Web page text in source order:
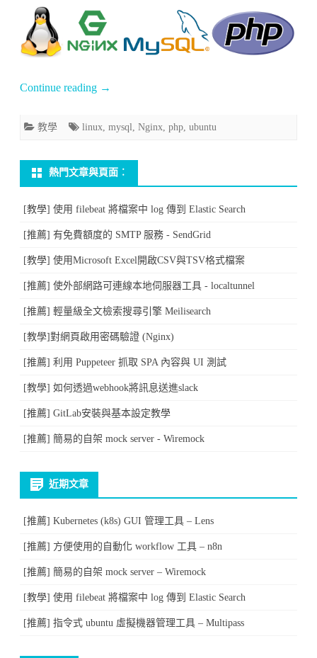
裝
中
安
Continue reading →
教學 linux mysql Nginx php ubuntu
熱門文章與頁面︰
[教學] 使用 filebeat 將檔案中 log 傳到 Elastic Search
[推薦] 有免費額度的 SMTP 服務 - SendGrid
[教學] 使用Microsoft Excel開啟CSV與TSV格式檔案
[推薦] 使外部網路可連線本地伺服器工具 - localtunnel
[推薦] 輕量級全文檢索搜尋引擎 Meilisearch
[教學]對網頁啟用密碼驗證 (Nginx)
[推薦] 利用 Puppeteer 抓取 SPA 內容與 UI 測試
[教學] 如何透過webhook將訊息送進slack
[推薦] GitLab安裝與基本設定教學
[推薦] 簡易的自架 mock server - Wiremock
近期文章
[推薦] Kubernetes (k8s) GUI 管理工具 – Lens
[推薦] 方便使用的自動化 workflow 工具 – n8n
[推薦] 簡易的自架 mock server – Wiremock
[教學] 使用 filebeat 將檔案中 log 傳到 Elastic Search
[推薦] 指令式 ubuntu 虛擬機器管理工具 – Multipass